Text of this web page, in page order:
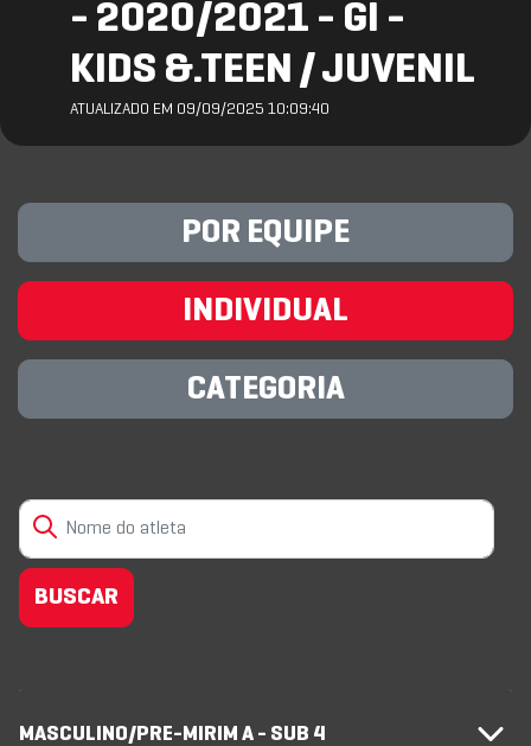
- 2020/2021 - GI -
KIDS &.TEEN / JUVENIL
ATUALIZADO EM 09/09/2025 10:09:40
POR EQUIPE
INDIVIDUAL
CATEGORIA
MASCULINO/PRE-MIRIM A - SUB 4